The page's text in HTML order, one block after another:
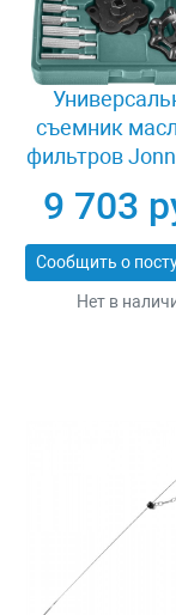
съемник
фильтров
9 703
Нет в